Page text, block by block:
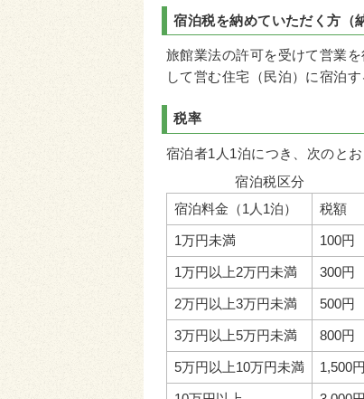
宿泊税を納めていただく方（
旅館業法の許可を受けて営業
して営む住宅（民泊）に宿泊
税率
宿泊者1人1泊につき、次のとお
宿泊税区分
宿泊料金（1人1泊）
税額
1万円未満 100円
1万円以上2万円未満 300円
2万円以上3万円未満 500円
3万円以上5万円未満 800円
5万円以上10万円未満 1,500円